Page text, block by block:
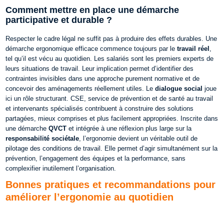
Comment mettre en place une démarche
participative et durable ?
Respecter le cadre légal ne suffit pas à produire des effets durables. Une
démarche ergonomique efficace commence toujours par letravail réel ,
tel qu’il est vécu au quotidien. Les salariés sont les premiers experts de
leurs situations de travail. Leur implication permet d’identifier des
contraintes invisibles dans une approche purement normative et de
concevoir des aménagements réellement utiles. Ledialogue social joue
ici un rôle structurant. CSE, service de prévention et de santé au travail
et intervenants spécialisés contribuent à construire des solutions
partagées, mieux comprises et plus facilement appropriées. Inscrite dans
une démarcheQVCT et intégrée à une réflexion plus large sur la
responsabilité sociétale, l’ergonomie devient un véritable outil de
pilotage des conditions de travail. Elle permet d’agir simultanément sur la
prévention, l’engagement des équipes et la performance, sans
complexifier inutilement l’organisation.
Bonnes pratiques et recommandations pour
améliorer l’ergonomie au quotidien